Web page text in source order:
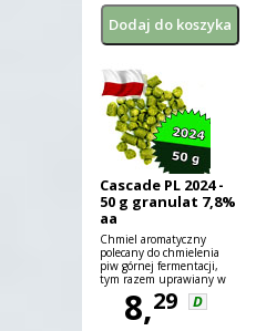
Cascade PL 2024 -
50 g granulat 7,8%
aa
Chmiel aromatyczny
polecany do chmielenia
piw górnej fermentacji,
tym razem uprawiany w
Polsce!8,29 D